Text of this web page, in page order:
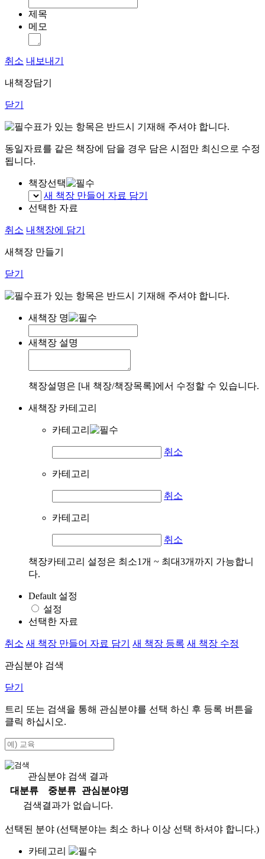
제목
메모
취소 내보내기
내책장담기
닫기
표가 있는 항목은 반드시 기재해 주셔야 합니다.
동일자료를 같은 책장에 담을 경우 담은 시점만 최신으로 수정
됩니다.
책장선택
새 책장 만들어 자료 담기
선택한 자료
취소 내책장에 담기
새책장 만들기
닫기
표가 있는 항목은 반드시 기재해 주셔야 합니다.
새책장 명
새책장 설명
책장설명은 [내 책장/책장목록]에서 수정할 수 있습니다.
새책장 카테고리
카테고리
취소
카테고리
취소
카테고리
취소
책장카테고리 설정은 최소1개 ~ 최대3개까지 가능합니
다.
Default 설정
설정
선택한 자료
취소 새 책장 만들어 자료 담기 새 책장 등록 새 책장 수정
관심분야 검색
닫기
트리 또는 검색을 통해 관심분야를 선택 하신 후 등록 버튼을
클릭 하십시오.
관심분야 검색 결과
대분류
중분류
관심분야명
검색결과가 없습니다.
선택된 분야 (선택분야는 최소 하나 이상 선택 하셔야 합니다.)
카테고리